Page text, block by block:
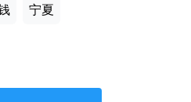
宁夏